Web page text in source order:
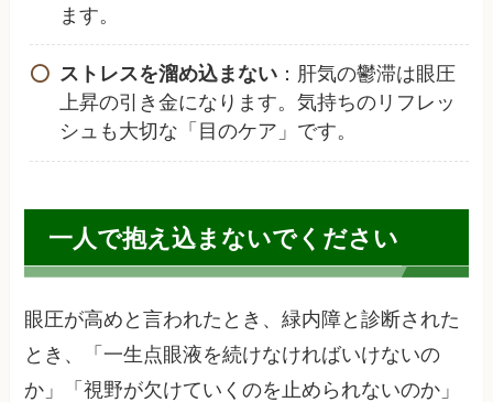
ます。
ストレスを溜め込まない：肝気の鬱滞は眼圧
上昇の引き金になります。気持ちのリフレッ
シュも大切な「目のケア」です。
一人で抱え込まないでください
眼圧が高めと言われたとき、緑内障と診断された
とき、「一生点眼液を続けなければいけないの
か」「視野が欠けていくのを止められないのか」